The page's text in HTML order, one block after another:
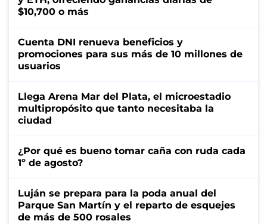
$10,700 o más
Cuenta DNI renueva beneficios y
promociones para sus más de 10 millones de
usuarios
Llega Arena Mar del Plata, el microestadio
multipropósito que tanto necesitaba la
ciudad
¿Por qué es bueno tomar caña con ruda cada
1º de agosto?
Luján se prepara para la poda anual del
Parque San Martín y el reparto de esquejes
de más de 500 rosales